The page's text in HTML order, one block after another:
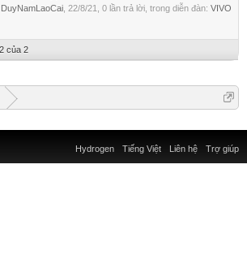
DuyNamLaoCai 22/8/21 , 0 lần trả lời, trong diễn đàn: VIVO
của 2
Liên hệ Trợ giúp
Hydrogen Tiếng Việt